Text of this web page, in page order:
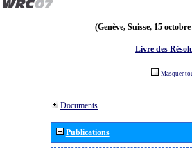
(Genève, Suisse, 15
Livre des
Masquer
Documents
Publications